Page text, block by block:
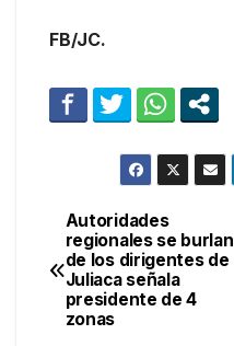
FB/JC.
Navegación
de
entradas
Autoridades
regionales se burlan
de los dirigentes de
Juliaca señala
presidente de 4
zonas